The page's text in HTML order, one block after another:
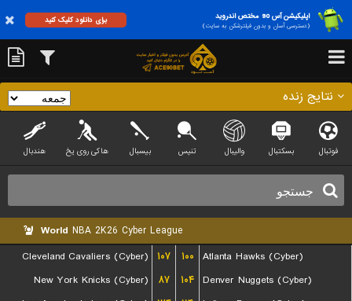
اپلیکیشن آس 90 مختص اندروید
(دسترسی آسان و بدون فیلترشکن به سایت)
برای دانلود کلیک کنید
نتایج زنده
فوتبال بسکتبال والیبال تنیس بیسبال هاکی روی یخ هندبال
World NBA 2K26 Cyber League
Cleveland Cavaliers (Cyber)
۱۰۷ ۱۰۰
Atlanta Hawks (Cyber)
New York Knicks (Cyber)
۸۷ ۱۰۴ Denver Nuggets (Cyber)